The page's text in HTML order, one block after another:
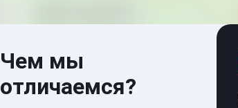
Чем мы
отличаемся?